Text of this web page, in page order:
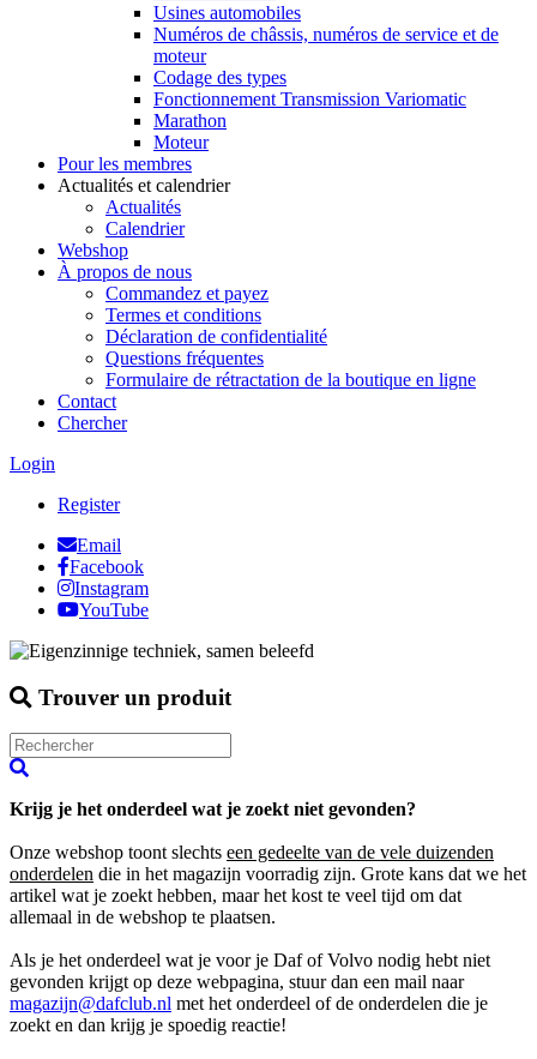
Usines automobiles
Numéros de châssis, numéros de service et de
moteur
Codage des types
Fonctionnement Transmission Variomatic
Marathon
Moteur
Pour les membres
Actualités et calendrier
Actualités
Calendrier
Webshop
À propos de nous
Commandez et payez
Termes et conditions
Déclaration de confidentialité
Questions fréquentes
Formulaire de rétractation de la boutique en ligne
Contact
Chercher
Login
Register
Email
Facebook
Instagram
YouTube
Trouver un produit
Krijg je het onderdeel wat je zoekt niet gevonden?
Onze webshop toont slechts een gedeelte van de vele duizenden
onderdelen die in het magazijn voorradig zijn. Grote kans dat we het
artikel wat je zoekt hebben, maar het kost te veel tijd om dat
allemaal in de webshop te plaatsen.
Als je het onderdeel wat je voor je Daf of Volvo nodig hebt niet
gevonden krijgt op deze webpagina, stuur dan een mail naar
magazijn@dafclub.nl met het onderdeel of de onderdelen die je
zoekt en dan krijg je spoedig reactie!